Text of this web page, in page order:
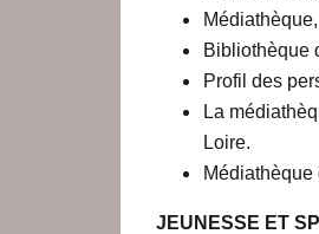
Bibliothèque
Profil des
La
Loire.
JEUNESSE ET